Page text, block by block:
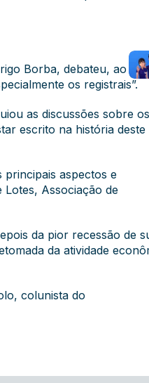
Borba, debateu, ao
os registrais”.
as discussões sobre os
escrito na história deste
principais aspectos e
Lotes, Associação de
da pior recessão de
da atividade
colunista do